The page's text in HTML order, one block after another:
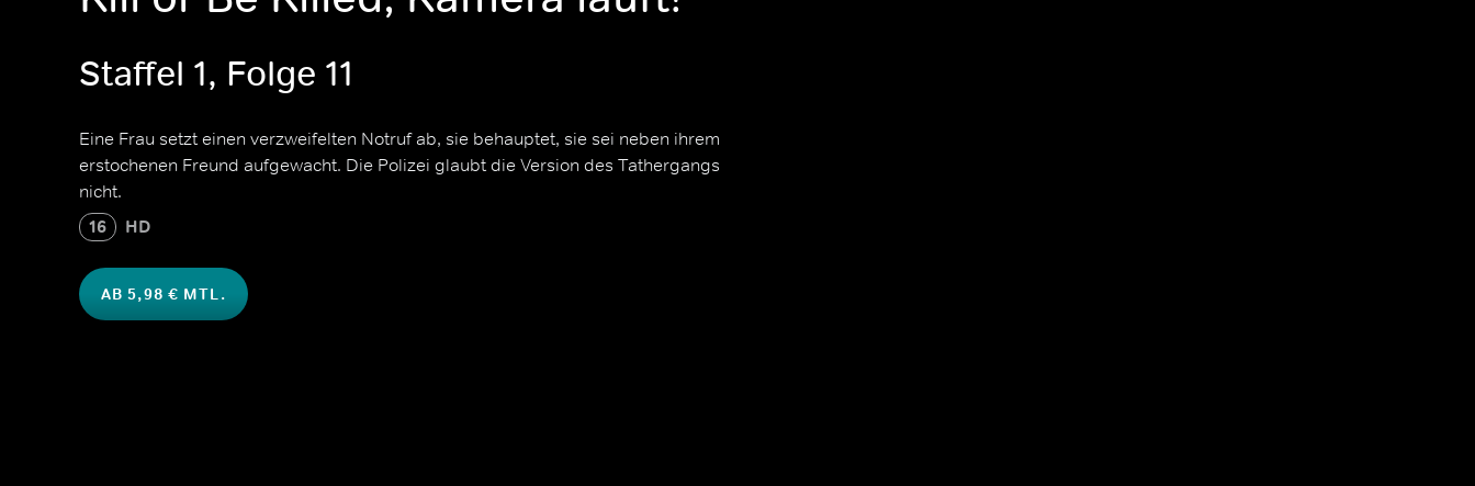
Staffel 1, Folge 11
Eine Frau setzt einen verzweifelten Notruf ab, sie behauptet, sie sei neben ihrem
erstochenen Freund aufgewacht. Die Polizei glaubt die Version des Tathergangs
nicht.
16 HD
AB 5,98 € MTL.